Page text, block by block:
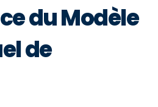
du Modèle
de